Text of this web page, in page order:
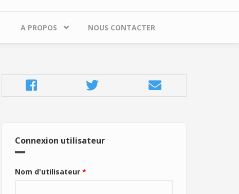
A PROPOS NOUS CONTACTER
Connexion utilisateur
Nom d'utilisateur *